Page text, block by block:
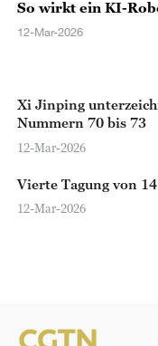
So wirkt ein KI-
12-Mar-2026
Xi Jinping
Nummern 70 bis 73
12-Mar-2026
Vierte Tagung von
12-Mar-2026